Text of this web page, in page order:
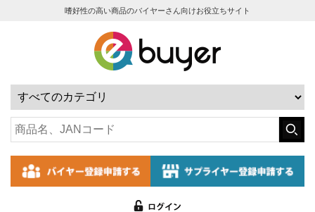
嗜好性の高い商品のバイヤーさん向けお役立ちサイト